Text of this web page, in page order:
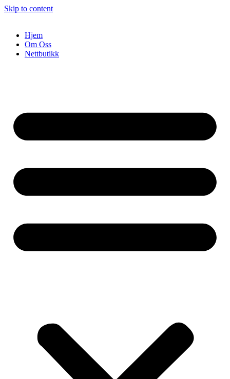
Skip to content
Hjem
Om Oss
Nettbutikk